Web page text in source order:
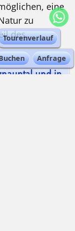
Anfrage
Tourenverlauf
eine
zu
des
und in